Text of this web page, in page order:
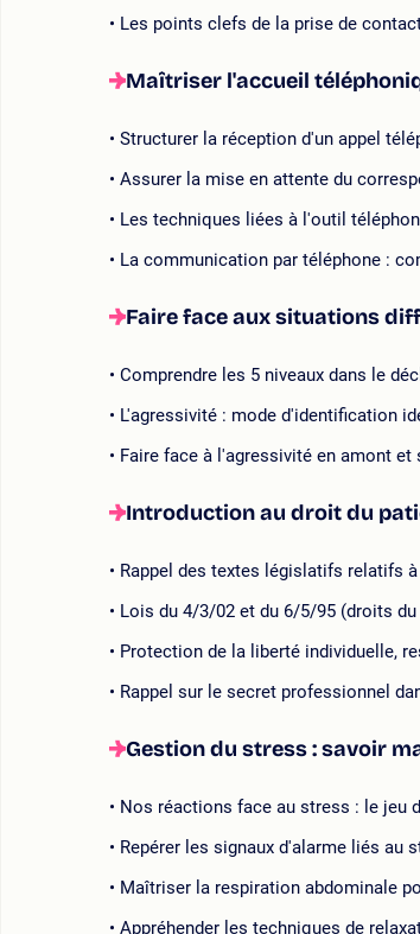
Les points clefs de la prise de
Maîtriser l'accueil
Structurer la réception d'un appel
Assurer la mise en attente du
Les techniques liées à l'outil
La communication par téléphone :
Faire face aux situations
Comprendre les 5 niveaux dans le
L'agressivité : mode d'identification
Faire face à l'agressivité en amont
Introduction au droit du
Rappel des textes législatifs relatifs
Lois du 4/3/02 et du 6/5/95 (droits
Protection de la liberté individuelle,
Rappel sur le secret professionnel
Gestion du stress : savoir
Nos réactions face au stress : le jeu
Repérer les signaux d'alarme liés au
Maîtriser la respiration abdominale
Appréhender les techniques de